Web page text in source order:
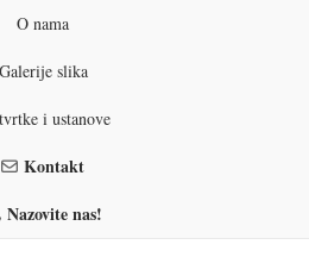
O nama
Galerije slika
i ustanove
Kontakt
Nazovite nas!